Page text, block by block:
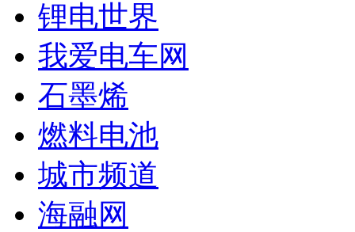
锂电世界
我爱电车网
石墨烯
燃料电池
城市频道
海融网